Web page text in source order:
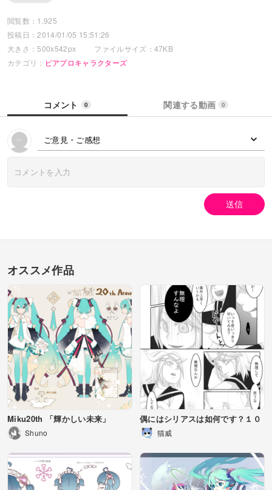
閲覧数：1,925
投稿日：2014/01/05 15:51:26
大きさ：500x542px
ファイルサイズ：47KB
カテゴリ： ピアプロキャラクターズ
コメント 0 関連する動画 0
ご意見・ご感想
送信
オススメ作品
Miku20th 「輝かしい未来」
Shuno
偶にはシリアスは如何です？１０
猫威